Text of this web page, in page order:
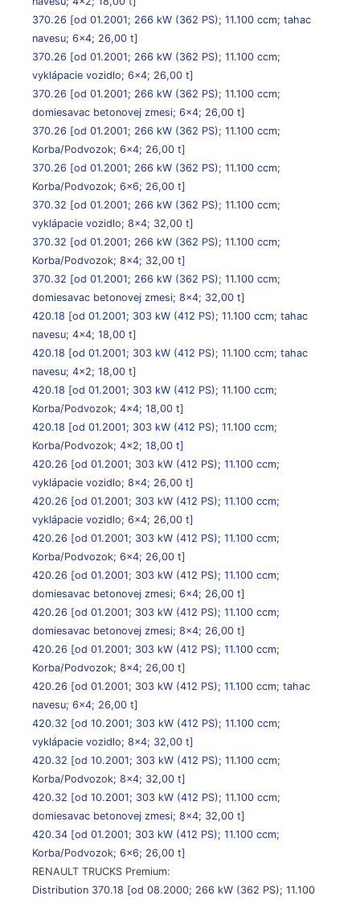
370.26 [od 01.2001; 266 kW (362 PS); 11.100 ccm; tahac
navesu; 6×4; 26,00 t]
370.26 [od 01.2001; 266 kW (362 PS); 11.100 ccm;
vyklápacie vozidlo; 6×4; 26,00 t]
370.26 [od 01.2001; 266 kW (362 PS); 11.100 ccm;
domiesavac betonovej zmesi; 6×4; 26,00 t]
370.26 [od 01.2001; 266 kW (362 PS); 11.100 ccm;
Korba/Podvozok; 6×4; 26,00 t]
370.26 [od 01.2001; 266 kW (362 PS); 11.100 ccm;
Korba/Podvozok; 6×6; 26,00 t]
370.32 [od 01.2001; 266 kW (362 PS); 11.100 ccm;
vyklápacie vozidlo; 8×4; 32,00 t]
370.32 [od 01.2001; 266 kW (362 PS); 11.100 ccm;
Korba/Podvozok; 8×4; 32,00 t]
370.32 [od 01.2001; 266 kW (362 PS); 11.100 ccm;
domiesavac betonovej zmesi; 8×4; 32,00 t]
420.18 [od 01.2001; 303 kW (412 PS); 11.100 ccm; tahac
navesu; 4×4; 18,00 t]
420.18 [od 01.2001; 303 kW (412 PS); 11.100 ccm; tahac
navesu; 4×2; 18,00 t]
420.18 [od 01.2001; 303 kW (412 PS); 11.100 ccm;
Korba/Podvozok; 4×4; 18,00 t]
420.18 [od 01.2001; 303 kW (412 PS); 11.100 ccm;
Korba/Podvozok; 4×2; 18,00 t]
420.26 [od 01.2001; 303 kW (412 PS); 11.100 ccm;
vyklápacie vozidlo; 8×4; 26,00 t]
420.26 [od 01.2001; 303 kW (412 PS); 11.100 ccm;
vyklápacie vozidlo; 6×4; 26,00 t]
420.26 [od 01.2001; 303 kW (412 PS); 11.100 ccm;
Korba/Podvozok; 6×4; 26,00 t]
420.26 [od 01.2001; 303 kW (412 PS); 11.100 ccm;
domiesavac betonovej zmesi; 6×4; 26,00 t]
420.26 [od 01.2001; 303 kW (412 PS); 11.100 ccm;
domiesavac betonovej zmesi; 8×4; 26,00 t]
420.26 [od 01.2001; 303 kW (412 PS); 11.100 ccm;
Korba/Podvozok; 8×4; 26,00 t]
420.26 [od 01.2001; 303 kW (412 PS); 11.100 ccm; tahac
navesu; 6×4; 26,00 t]
420.32 [od 10.2001; 303 kW (412 PS); 11.100 ccm;
vyklápacie vozidlo; 8×4; 32,00 t]
420.32 [od 10.2001; 303 kW (412 PS); 11.100 ccm;
Korba/Podvozok; 8×4; 32,00 t]
420.32 [od 10.2001; 303 kW (412 PS); 11.100 ccm;
domiesavac betonovej zmesi; 8×4; 32,00 t]
420.34 [od 01.2001; 303 kW (412 PS); 11.100 ccm;
Korba/Podvozok; 6×6; 26,00 t]
RENAULT TRUCKS Premium:
Distribution 370.18 [od 08.2000; 266 kW (362 PS); 11.100